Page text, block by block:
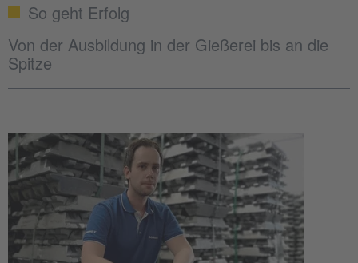
So geht Erfolg
Von der Ausbildung in der Gießerei bis an die
Spitze